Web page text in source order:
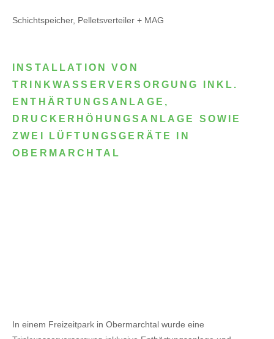
Schichtspeicher, Pelletsverteiler + MAG
INSTALLATION VON
TRINKWASSERVERSORGUNG INKL.
ENTHÄRTUNGSANLAGE,
DRUCKERHÖHUNGSANLAGE SOWIE
ZWEI LÜFTUNGSGERÄTE IN
OBERMARCHTAL
In einem Freizeitpark in Obermarchtal wurde eine